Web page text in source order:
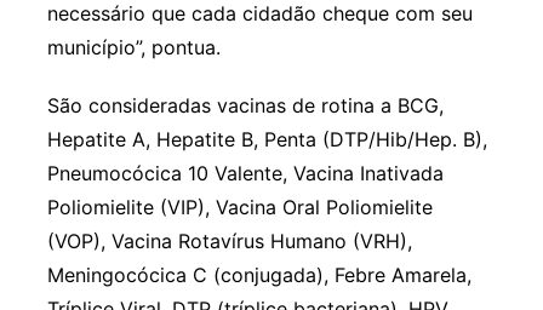
necessário que cada cidadão cheque com seu
município”, pontua.
São consideradas vacinas de rotina a BCG,
Hepatite A, Hepatite B, Penta (DTP/Hib/Hep. B),
Pneumocócica 10 Valente, Vacina Inativada
Poliomielite (VIP), Vacina Oral Poliomielite
(VOP), Vacina Rotavírus Humano (VRH),
Meningocócica C (conjugada), Febre Amarela,